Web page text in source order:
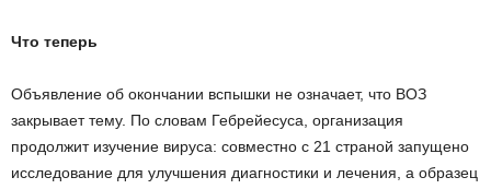
Что теперь
Объявление об окончании вспышки не означает, что ВОЗ
закрывает тему. По словам Гебрейесуса, организация
продолжит изучение вируса: совместно с 21 страной запущено
исследование для улучшения диагностики и лечения, а образец